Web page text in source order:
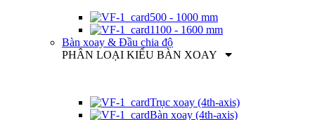
500 - 1000 mm
1100 - 1600 mm
Bàn xoay & Đầu chia độ
PHÂN LOẠI KIỂU BÀN XOAY
Trục xoay (4th-axis)
Bàn xoay (4th-axis)